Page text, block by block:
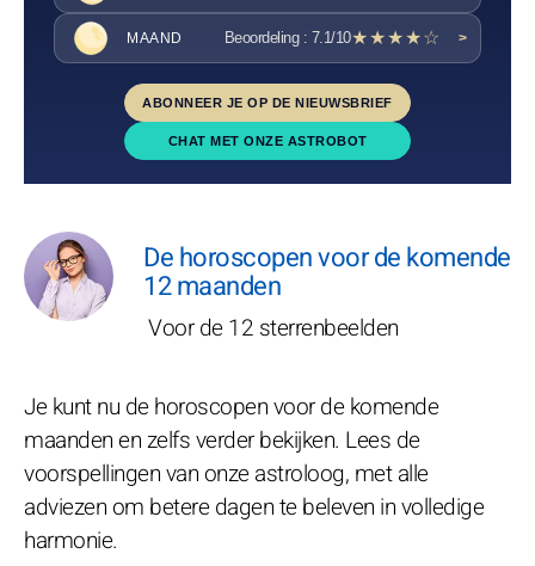
MAAND Beoordeling : 7.1/10★★★★☆ >
ABONNEER JE OP DE NIEUWSBRIEF
CHAT MET ONZE ASTROBOT
De horoscopen voor de komende
12 maanden
Voor de 12 sterrenbeelden
Je kunt nu de horoscopen voor de komende
maanden en zelfs verder bekijken. Lees de
voorspellingen van onze astroloog, met alle
adviezen om betere dagen te beleven in volledige
harmonie.